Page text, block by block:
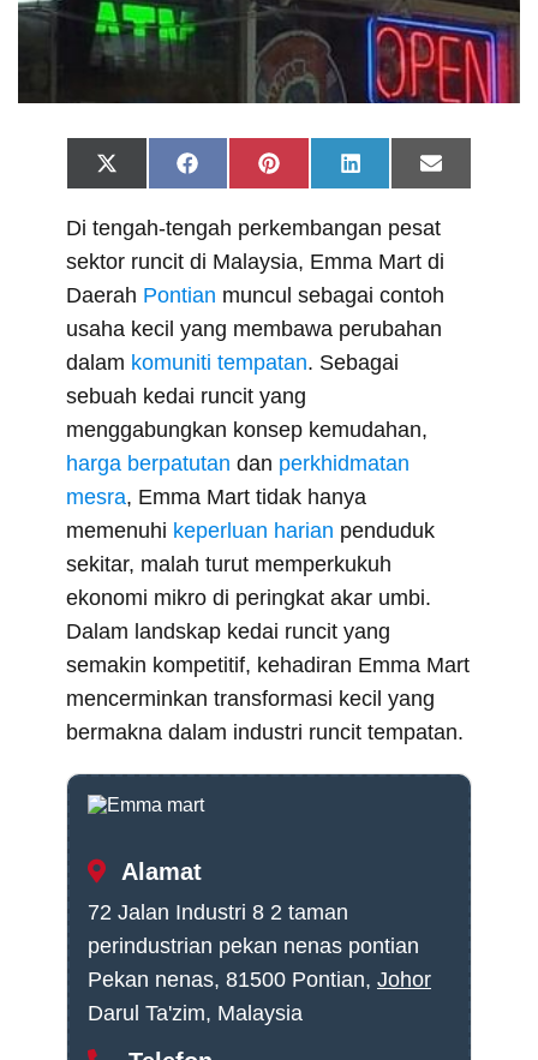
Share
on
X
(
w
t
t
e
r
Share
on
F
a
e
b
o
o
k
Share
on
P
i
t
e
r
e
s
t
Share
on
L
i
k
d
I
n
Share
on
E
m
i
l
Di tengah-tengah perkembangan pesat
sektor runcit di Malaysia, Emma Mart di
Daerah Pontian muncul sebagai contoh
usaha kecil yang membawa perubahan
dalam komuniti tempatan. Sebagai
sebuah kedai runcit yang
menggabungkan konsep kemudahan,
harga berpatutan dan perkhidmatan
mesra, Emma Mart tidak hanya
memenuhi keperluan harian penduduk
sekitar, malah turut memperkukuh
ekonomi mikro di peringkat akar umbi.
Dalam landskap kedai runcit yang
semakin kompetitif, kehadiran Emma Mart
mencerminkan transformasi kecil yang
bermakna dalam industri runcit tempatan.
Alamat
72 Jalan Industri 8 2 taman
perindustrian pekan nenas pontian
Pekan nenas, 81500 Pontian, Johor
Darul Ta'zim, Malaysia